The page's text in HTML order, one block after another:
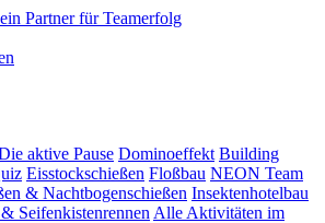
aktive Pause Dominoeffekt Building
Eisstockschießen Floßbau NEON Team
& Nachtbogenschießen Insektenhotelbau
Seifenkistenrennen Alle Aktivitäten im